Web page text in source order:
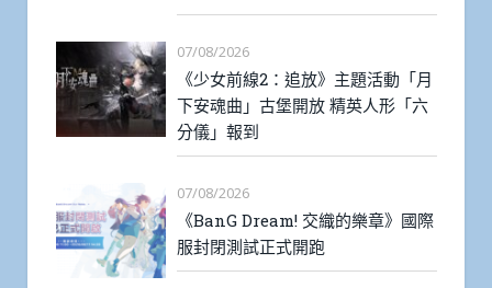
07/08/2026
《少女前線2：追放》主題活動「月
下安魂曲」古堡開放 精英人形「六
分儀」報到
07/08/2026
《BanG Dream! 交織的樂章》國際
服封閉測試正式開跑